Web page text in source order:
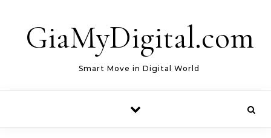
GiaMyDigital.com
Smart Move in Digital World